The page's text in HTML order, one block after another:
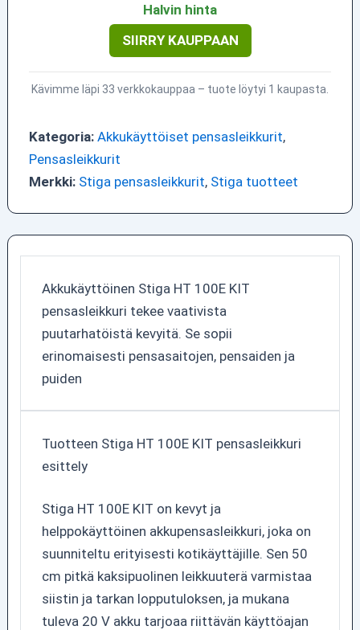
Halvin hinta
SIIRRY KAUPPAAN
Kävimme läpi 33 verkkokauppaa – tuote löytyi 1 kaupasta.
Kategoria: Akkukäyttöiset pensasleikkurit,
Pensasleikkurit
Merkki: Stiga pensasleikkurit, Stiga tuotteet
Akkukäyttöinen Stiga HT 100E KIT
pensasleikkuri tekee vaativista
puutarhatöistä kevyitä. Se sopii
erinomaisesti pensasaitojen, pensaiden ja
puiden
Tuotteen Stiga HT 100E KIT pensasleikkuri
esittely
Stiga HT 100E KIT on kevyt ja
helppokäyttöinen akkupensasleikkuri, joka on
suunniteltu erityisesti kotikäyttäjille. Sen 50
cm pitkä kaksipuolinen leikkuuterä varmistaa
siistin ja tarkan lopputuloksen, ja mukana
tuleva 20 V akku tarjoaa riittävän käyttöajan